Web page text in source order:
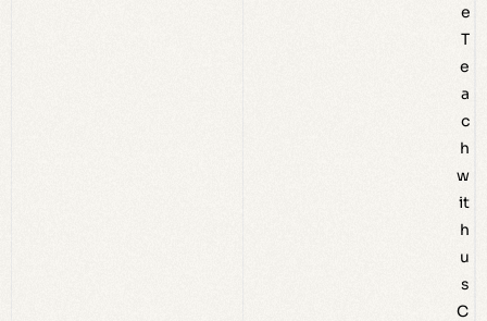
e
T
e
a
c
h
w
it
h
u
s
C